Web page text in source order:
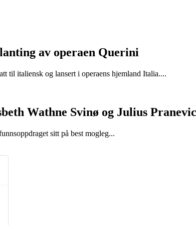
av operaen Querini
til italiensk og lansert i operaens hjemland Italia....
Wathne Svinø og Julius
sitt på best mogleg...